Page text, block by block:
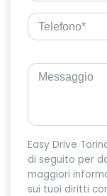
Easy Drive
di seguito per
maggiori
sui tuoi diritti